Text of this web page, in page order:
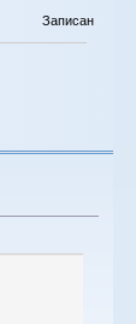
Записан